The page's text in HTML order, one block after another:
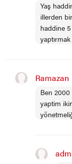
Yaş
illerden
haddine
Ramazan
Ben 2000
yaptim